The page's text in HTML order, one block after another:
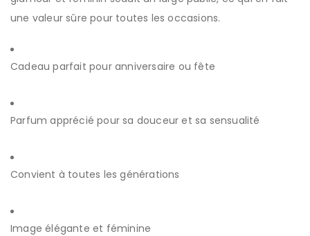
une valeur sûre pour toutes les occasions.
Cadeau parfait pour anniversaire ou fête
Parfum apprécié pour sa douceur et sa sensualité
Convient à toutes les générations
Image élégante et féminine